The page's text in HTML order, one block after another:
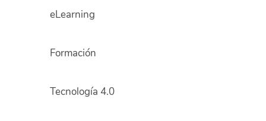
eLearning
Formación
Tecnología 4.0